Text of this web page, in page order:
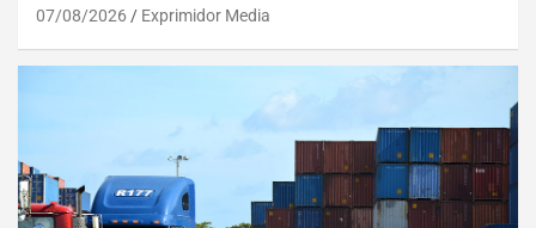
07/08/2026 Exprimidor Media